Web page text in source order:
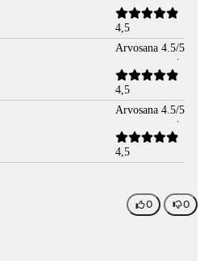
4,5
Arvosana 4.5/5
4,5
Arvosana 4.5/5
4,5
0 0